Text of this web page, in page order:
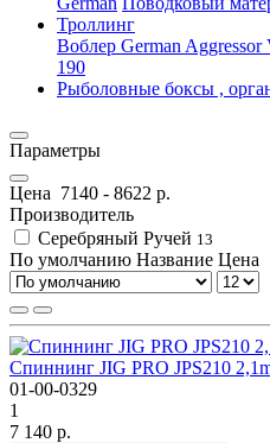
Троллинг
Воблер German Aggressor
190
Рыболовные боксы ,
Параметры
Цена 7140 - 8622 р.
Производитель
Серебряный Ручей 13
По умолчанию Название Цена
Спиннинг JIG PRO JPS210
01-00-0329
1
7 140 р.